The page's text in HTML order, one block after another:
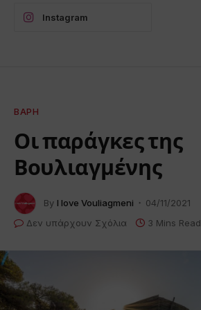
Instagram
ΒΆΡΗ
Οι παράγκες της
Βουλιαγμένης
By I love Vouliagmeni
04/11/2021
Δεν υπάρχουν Σχόλια
3 Mins Read